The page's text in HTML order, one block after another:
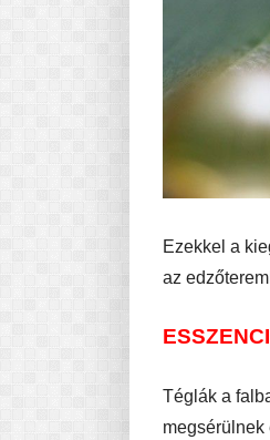
Ezekkel a
az
Téglák a
megsérülnek